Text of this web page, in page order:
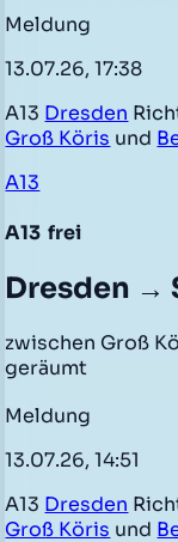
Meldung
13.07.26, 17:38
A13 Dresden
Groß Köris und
A13
A13 frei
Dresden →
zwischen Groß
geräumt
Meldung
13.07.26, 14:51
A13 Dresden
Groß Köris und